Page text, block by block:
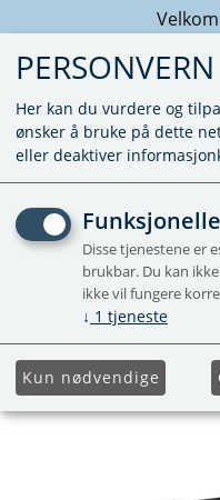
AVENTA
2G, SORT
Leveringsklar
PERSONVERN
Her kan du vurdere og
ønsker å bruke på dette
eller deaktiver
Funksjonelle
Disse tjenestene er
brukbar. Du kan
ikke vil fungere
↓ 1 tjeneste
Kun nødvendige